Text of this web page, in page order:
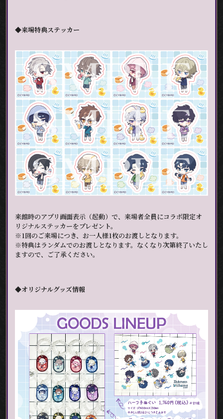
◆来場特典ステッカー
来館時のアプリ画面表示（起動）で、来場者全員にコラボ限定オ
リジナルステッカーをプレゼント。
※1回のご来場につき、お一人様1枚のお渡しとなります。
※特典はランダムでのお渡しとなります。なくなり次第終了いたし
ますので、ご了承ください。
◆オリジナルグッズ情報